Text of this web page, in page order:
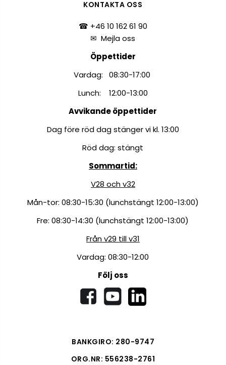
KONTAKTA OSS
☎ +46 10 162 61 90
✉Mejla oss
Öppettider
Vardag: 08:30-17:00
Lunch: 12:00-13:00
Avvikande öppettider
Dag före röd dag stänger vi kl. 13:00
Röd dag: stängt
Sommartid:
V28 och v32
Mån-tor: 08:30-15:30 (lunchstängt 12:00-13:00)
Fre: 08:30-14:30 (lunchstängt 12:00-13:00)
Från v29 till v31
Vardag: 08:30-12:00
Följ oss
BANKGIRO: 280-9747
ORG.NR: 556238-2761